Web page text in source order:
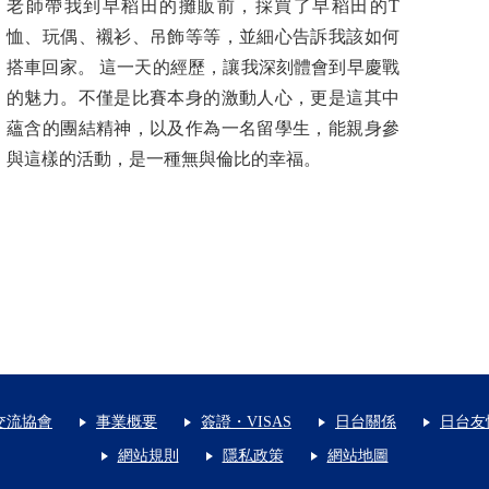
老師帶我到早稻田的攤販前，採買了早稻田的T
恤、玩偶、襯衫、吊飾等等，並細心告訴我該如何
搭車回家。 這一天的經歷，讓我深刻體會到早慶戰
的魅力。不僅是比賽本身的激動人心，更是這其中
蘊含的團結精神，以及作為一名留學生，能親身參
與這樣的活動，是一種無與倫比的幸福。
流協會 事業概要 簽證・VISAS 日台關係 日台友
網站規則 隱私政策 網站地圖